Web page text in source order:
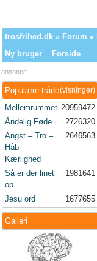
trosfrihed.dk » Forum »
Ny bruger
Forside
annonce
(visninger)
Populære tråde
Mellemrummet 20959472
Åndelig Føde
2726320
Angst – Tro –
Håb –
Kærlighed
2646563
Så er der linet
op...
1981641
Jesu ord 1677655
Galleri